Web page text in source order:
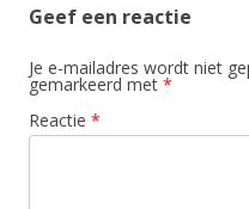
Geef een reactie
Je e-mailadres wordt niet
gemarkeerd met *
Reactie *